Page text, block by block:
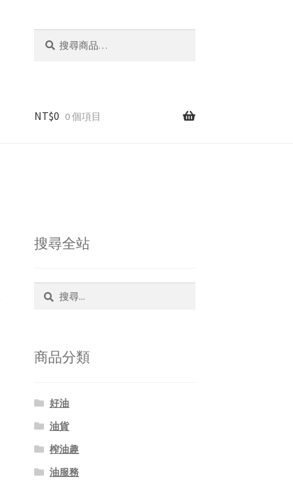
NT$0 0 個項目
搜尋全站
字:
商品分類
好油
油貨
榨油趣
油服務